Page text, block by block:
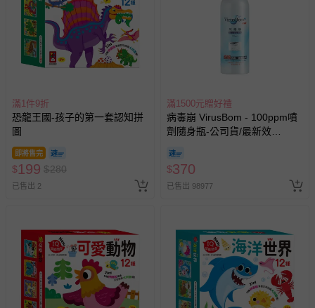
滿1件9折
恐龍王國-孩子的第一套認知拼
圖
即將售完
$199 $280
已售出 2
滿1500元贈好禮
病毒崩 VirusBom - 100ppm噴
劑隨身瓶-公司貨/最新效
$370
已售出 98977